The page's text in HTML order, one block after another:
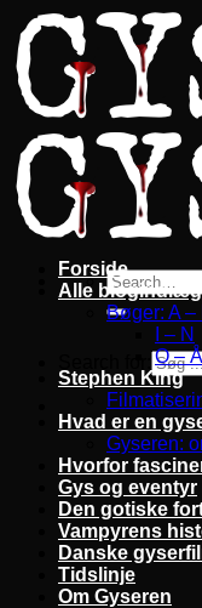
Fortsæt
til
indhold
Forside
Alle blogindlæg
Bøger: A –
I – N
O – Å
Stephen King
Hvad er en
Gyseren:
Hvorfor
Gys og eventyr
Den gotiske
Vampyrens
Danske
Tidslinje
Om Gyseren